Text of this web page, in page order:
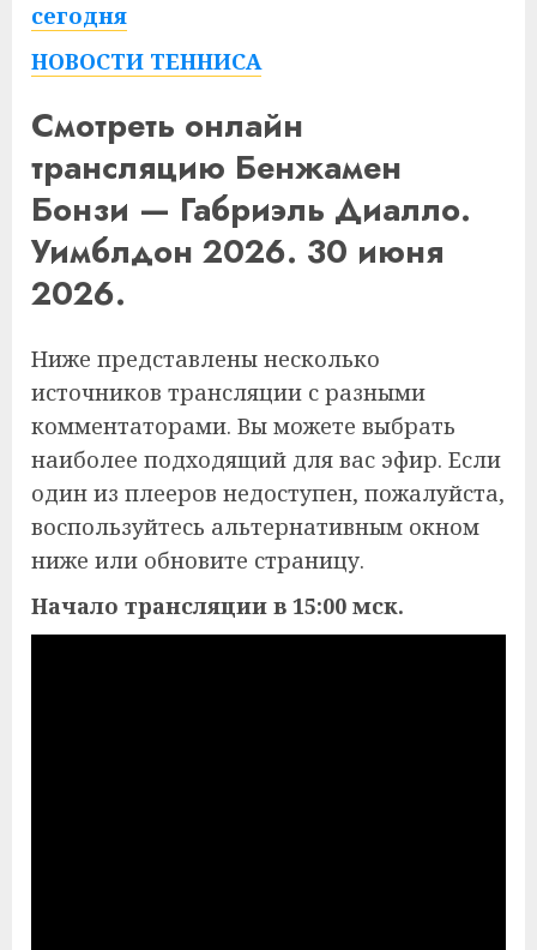
сегодня
НОВОСТИ ТЕННИСА
Смотреть онлайн
трансляцию Бенжамен
Бонзи — Габриэль Диалло.
Уимблдон 2026. 30 июня
2026.
Ниже представлены несколько
источников трансляции с разными
комментаторами. Вы можете выбрать
наиболее подходящий для вас эфир. Если
один из плееров недоступен, пожалуйста,
воспользуйтесь альтернативным окном
ниже или обновите страницу.
Начало трансляции в 15:00 мск.